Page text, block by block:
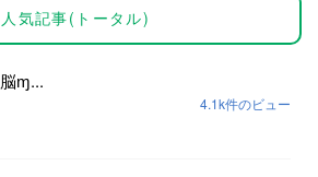
人気記事(トータル)
脳ɱ...
4.1k件のビュー